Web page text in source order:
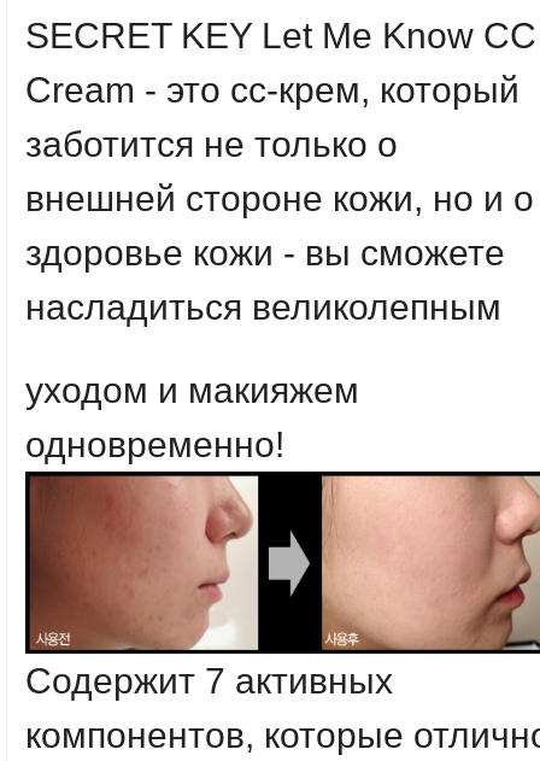
SECRET KEY Let Me Know CC
Cream - это сс-крем, который
заботится не только о
внешней стороне кожи, но и о
здоровье кожи - вы сможете
насладиться великолепным
уходом и макияжем
одновременно!
Содержит 7 активных
компонентов, которые